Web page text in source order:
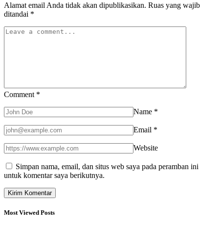
Alamat email Anda tidak akan dipublikasikan. Ruas yang wajib
ditandai *
Comment *
Name *
Email *
Website
Simpan nama, email, dan situs web saya pada peramban ini
untuk komentar saya berikutnya.
Most Viewed Posts